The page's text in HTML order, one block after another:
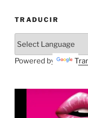
TRADUCIR
Powered by